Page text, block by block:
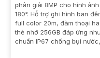
phân giải 8MP cho hình
180°. Hỗ trợ ghi hình ban
full color 20m, đàm thoại
thẻ nhớ 256GB đáp ứng
chuẩn IP67 chống bụi